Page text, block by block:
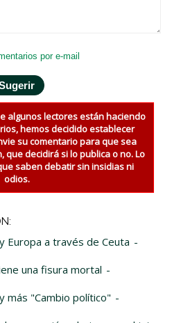
por e-mail
algunos lectores están haciendo
hemos decidido establecer
su comentario para que sea
que decidirá si lo publica o no. Lo
saben debatir sin insidias ni
odios.
Europa a través de Ceuta -
una fisura mortal -
más "Cambio político" -